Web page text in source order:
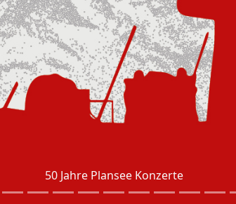
50 Jahre Plansee Konzerte